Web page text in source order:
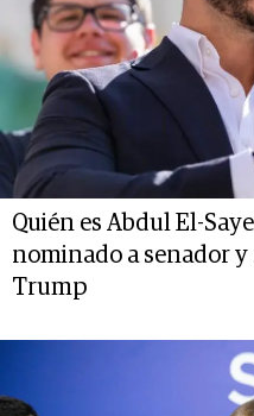
Quién es Abdul El-
nominado a senador
Trump